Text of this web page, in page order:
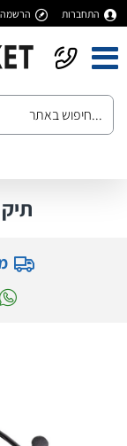
התחברות הרשמה